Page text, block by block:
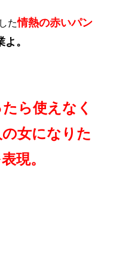
た情熱の赤いパン
。
ら使えなく
女になりた
現。